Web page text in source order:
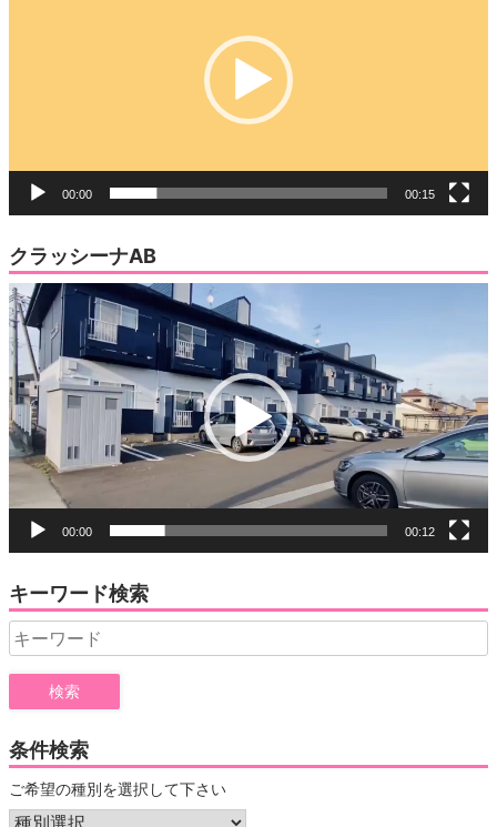
00:00 00:15
クラッシーナAB
動
画
プ
レ
ー
ヤ
ー
00:00 00:12
キーワード検索
Search
for:
条件検索
ご希望の種別を選択して下さい